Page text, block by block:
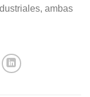
ambas